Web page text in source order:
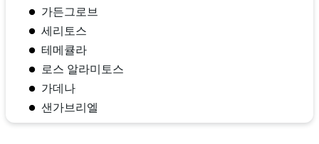
가든그로브
세리토스
테메큘라
로스 알라미토스
가데나
샌가브리엘